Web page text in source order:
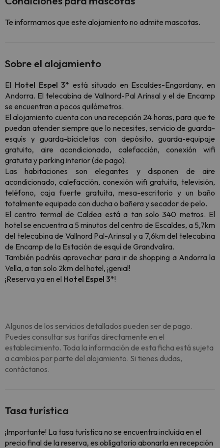
Te informamos que este alojamiento no admite mascotas.
Sobre el alojamiento
El Hotel Espel 3* está situado en Escaldes-Engordany, en
Andorra. El telecabina de Vallnord-Pal Arinsal y el de Encamp
se encuentran a pocos quilómetros.
El alojamiento cuenta con una recepción 24 horas, para que te
puedan atender siempre que lo necesites, servicio de guarda-
esquís y guarda-bicicletas con depósito, guarda-equipaje
gratuito, aire acondicionado, calefacción, conexión wifi
gratuita y parking interior (de pago).
Las habitaciones son elegantes y disponen de aire
acondicionado, calefacción, conexión wifi gratuita, televisión,
teléfono, caja fuerte gratuita, mesa-escritorio y un baño
totalmente equipado con ducha o bañera y secador de pelo.
El centro termal de Caldea está a tan solo 340 metros. El
hotel se encuentra a 5 minutos del centro de Escaldes, a 5,7km
del telecabina de Vallnord Pal-Arinsal y a 7,6km del telecabina
de Encamp de la Estación de esquí de Grandvalira.
También podréis aprovechar para ir de shopping a Andorra la
Vella, a tan solo 2km del hotel, ¡genial!
¡Reserva ya en el Hotel Espel 3*!
Algunos de los servicios detallados pueden ser de pago.
Puedes consultar sus tarifas directamente en el
establecimiento. Toda la información de esta ficha está sujeta
a cambios por parte del alojamiento. Si tienes dudas,
contáctanos.
Tasa turística
¡Importante! La tasa turística no se encuentra incluida en el
precio final de la reserva, es obligatorio abonarla en recepción